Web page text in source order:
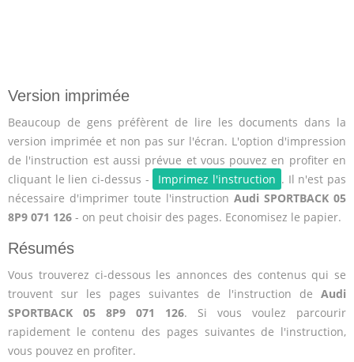
Version imprimée
Beaucoup de gens préfèrent de lire les documents dans la
version imprimée et non pas sur l'écran. L'option d'impression
de l'instruction est aussi prévue et vous pouvez en profiter en
cliquant le lien ci-dessus -
Imprimez l'instruction . Il n'est pas
nécessaire d'imprimer toute l'instruction Audi SPORTBACK 05
8P9 071 126 - on peut choisir des pages. Economisez le papier.
Résumés
Vous trouverez ci-dessous les annonces des contenus qui se
trouvent sur les pages suivantes de l'instruction de Audi
SPORTBACK 05 8P9 071 126. Si vous voulez parcourir
rapidement le contenu des pages suivantes de l'instruction,
vous pouvez en profiter.